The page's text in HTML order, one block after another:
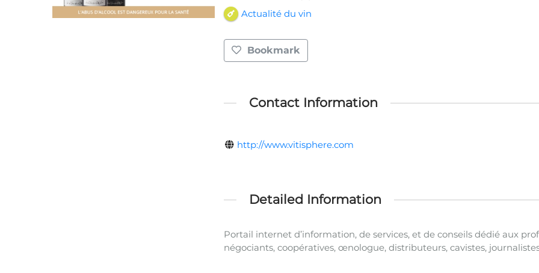
Actualité du vin
Bookmark
Contact Information
http://www.vitisphere.com
Detailed Information
Portail internet d’information, de services, et de conseils dédié aux
négociants, coopératives, œnologue, distributeurs, cavistes,